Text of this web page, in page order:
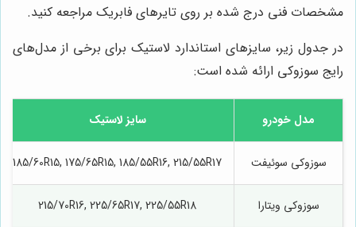
مشخصات فنی درج شده بر روی تایرهای فابریک مراجعه کنید.
در جدول زیر، سایزهای استاندارد لاستیک برای برخی از مدل‌های
رایج سوزوکی ارائه شده است:
مدل خودرو سایز لاستیک
سوزوکی سوئیفت 185/60R15, 175/65R15, 185/55R16, 215/55R17
سوزوکی ویتارا 215/70R16, 225/65R17, 225/55R18